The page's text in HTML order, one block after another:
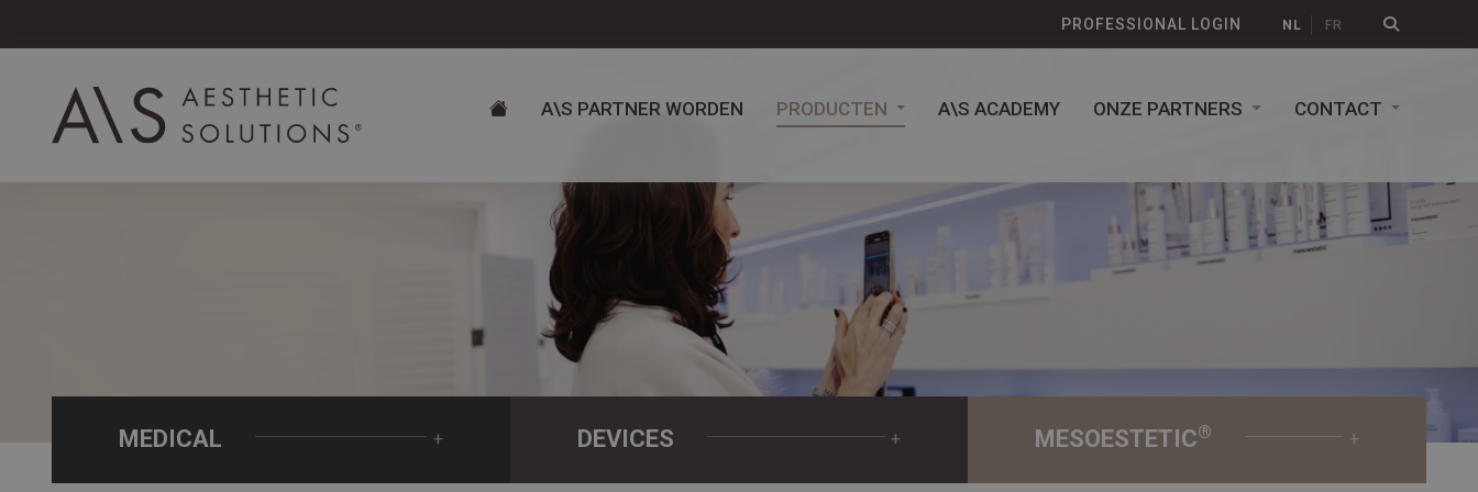
PROFESSIONAL LOGIN NL FR
A\S PARTNER WORDEN PRODUCTEN A\S ACADEMY ONZE PARTNERS CONTACT
MEDICAL + DEVICES + MESOESTETIC® +